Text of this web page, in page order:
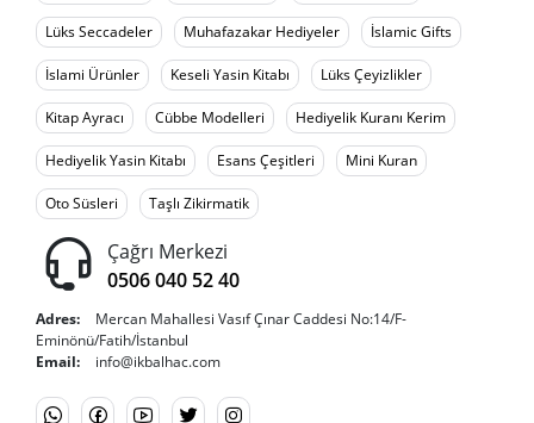
Lüks Seccadeler Muhafazakar Hediyeler İslamic Gifts
İslami Ürünler Keseli Yasin Kitabı Lüks Çeyizlikler
Kitap Ayracı Cübbe Modelleri Hediyelik Kuranı Kerim
Hediyelik Yasin Kitabı Esans Çeşitleri Mini Kuran
Oto Süsleri Taşlı Zikirmatik
Çağrı Merkezi
0506 040 52 40
Adres:
Mercan Mahallesi Vasıf Çınar Caddesi No:14/F-
Eminönü/Fatih/İstanbul
Email:
info@ikbalhac.com